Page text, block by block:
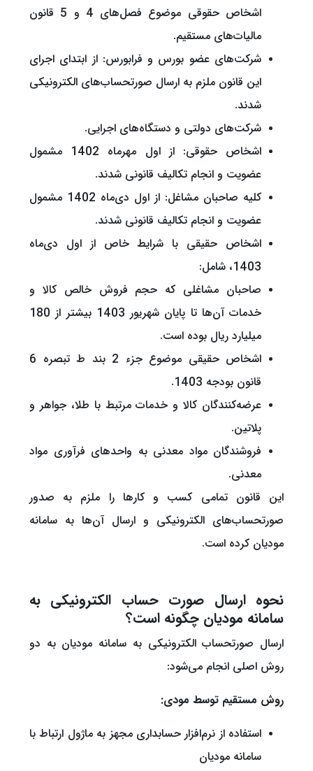
اشخاص حقوقی موضوع فصل‌های 4 و 5 قانون
مالیات‌های مستقیم.
شرکت‌های عضو بورس و فرابورس: از ابتدای اجرای
این قانون ملزم به ارسال صورتحساب‌های الکترونیکی
شدند.
شرکت‌های دولتی و دستگاه‌های اجرایی.
اشخاص حقوقی: از اول مهرماه 1402 مشمول
عضویت و انجام تکالیف قانونی شدند.
کلیه صاحبان مشاغل: از اول دی‌ماه 1402 مشمول
عضویت و انجام تکالیف قانونی شدند.
اشخاص حقیقی با شرایط خاص از اول دی‌ماه
1403، شامل:
صاحبان مشاغلی که حجم فروش خالص کالا و
خدمات آن‌ها تا پایان شهریور 1403 بیشتر از 180
میلیارد ریال بوده است.
اشخاص حقیقی موضوع جزء 2 بند ط تبصره 6
قانون بودجه 1403.
عرضه‌کنندگان کالا و خدمات مرتبط با طلا، جواهر و
پلاتین.
فروشندگان مواد معدنی به واحدهای فرآوری مواد
معدنی.
این قانون تمامی کسب و کارها را ملزم به صدور
صورتحساب‌های الکترونیکی و ارسال آن‌ها به سامانه
مودیان کرده است.
نحوه ارسال صورت حساب الکترونیکی به
سامانه مودیان چگونه است؟
ارسال صورتحساب الکترونیکی به سامانه مودیان به دو
روش اصلی انجام می‌شود:
روش مستقیم توسط مودی:
استفاده از نرم‌افزار حسابداری مجهز به ماژول ارتباط با
سامانه مودیان